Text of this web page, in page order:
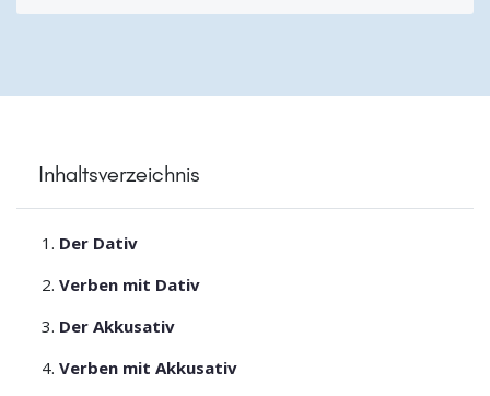
Inhaltsverzeichnis
Der Dativ
Verben mit Dativ
Der Akkusativ
Verben mit Akkusativ